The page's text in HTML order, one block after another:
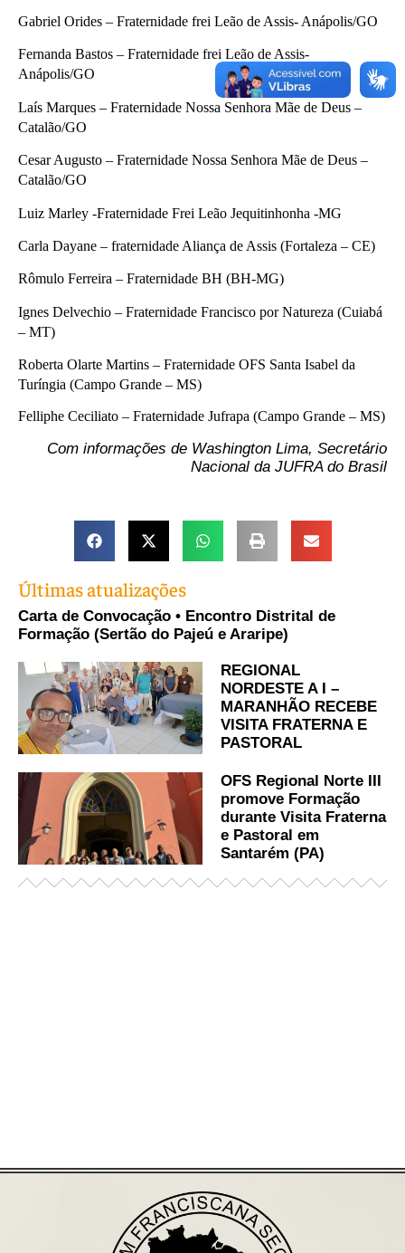
Gabriel Orides – Fraternidade frei Leão de Assis- Anápolis/GO
Fernanda Bastos – Fraternidade frei Leão de Assis-
Anápolis/GO
Laís Marques – Fraternidade Nossa Senhora Mãe de Deus –
Catalão/GO
Cesar Augusto – Fraternidade Nossa Senhora Mãe de Deus –
Catalão/GO
Luiz Marley -Fraternidade Frei Leão Jequitinhonha -MG
Carla Dayane – fraternidade Aliança de Assis (Fortaleza – CE)
Rômulo Ferreira – Fraternidade BH (BH-MG)
Ignes Delvechio – Fraternidade Francisco por Natureza (Cuiabá
– MT)
Roberta Olarte Martins – Fraternidade OFS Santa Isabel da
Turíngia (Campo Grande – MS)
Felliphe Ceciliato – Fraternidade Jufrapa (Campo Grande – MS)
Com informações de Washington Lima, Secretário
Nacional da JUFRA do Brasil
Últimas atualizações
Carta de Convocação • Encontro Distrital de
Formação (Sertão do Pajeú e Araripe)
REGIONAL
NORDESTE A I –
MARANHÃO RECEBE
VISITA FRATERNA E
PASTORAL
OFS Regional Norte III
promove Formação
durante Visita Fraterna
e Pastoral em
Santarém (PA)